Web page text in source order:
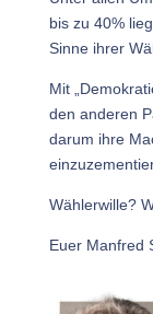
bis zu 40%
Sinne ihrer
Mit
den anderen
darum ihre
Wählerwille?
Euer Manfred